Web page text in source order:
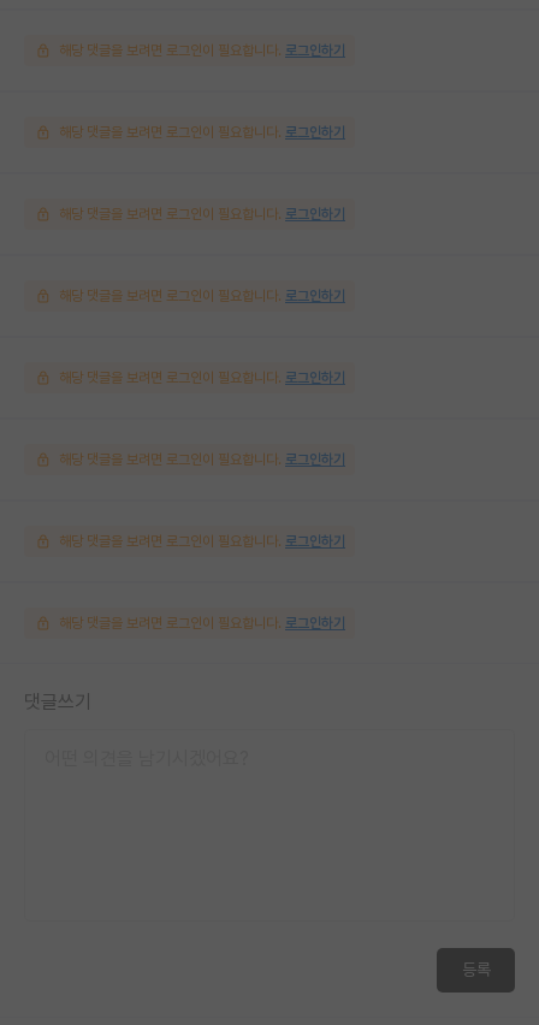
해당 댓글을 보려면 로그인이 필요합니다. 로그인하기
해당 댓글을 보려면 로그인이 필요합니다. 로그인하기
해당 댓글을 보려면 로그인이 필요합니다. 로그인하기
해당 댓글을 보려면 로그인이 필요합니다. 로그인하기
해당 댓글을 보려면 로그인이 필요합니다. 로그인하기
해당 댓글을 보려면 로그인이 필요합니다. 로그인하기
해당 댓글을 보려면 로그인이 필요합니다. 로그인하기
해당 댓글을 보려면 로그인이 필요합니다. 로그인하기
댓글쓰기
등록